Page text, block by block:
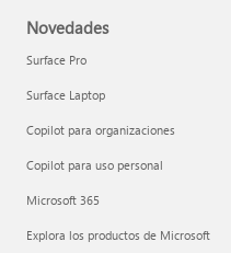
Novedades
Surface Pro
Surface Laptop
Copilot para organizaciones
Copilot para uso personal
Microsoft 365
Explora los productos de Microsoft